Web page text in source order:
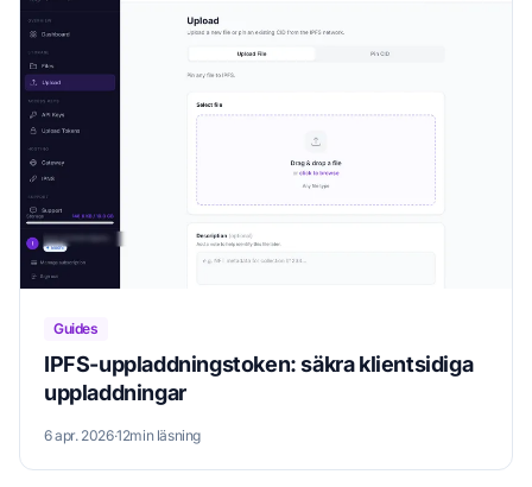
Guides
IPFS-uppladdningstoken: säkra klientsidiga
uppladdningar
6 apr. 2026·12min läsning